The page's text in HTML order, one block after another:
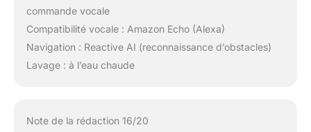
commande vocale
Compatibilité vocale : Amazon Echo (Alexa)
Navigation : Reactive AI (reconnaissance d’obstacles)
Lavage : à l’eau chaude
Note de la rédaction 16/20